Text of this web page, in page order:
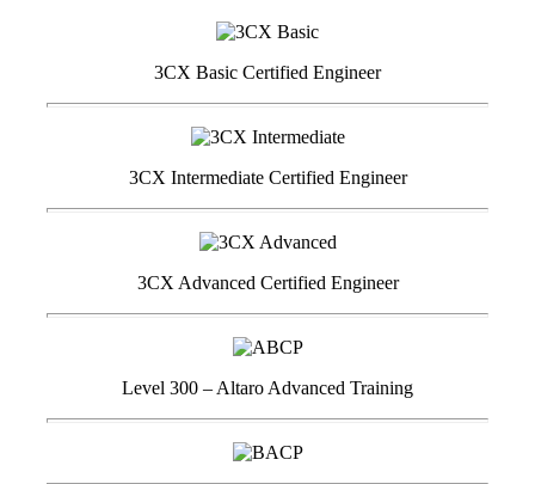
3CX Basic Certified Engineer
3CX Intermediate Certified Engineer
3CX Advanced Certified Engineer
Level 300 – Altaro Advanced Training